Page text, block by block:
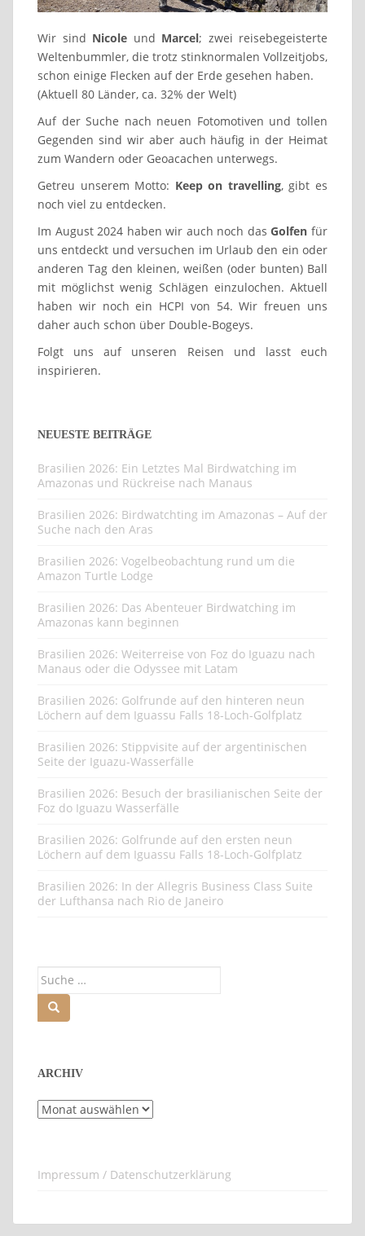
Wir sind Nicole und Marcel; zwei reisebegeisterte
Weltenbummler, die trotz stinknormalen Vollzeitjobs,
schon einige Flecken auf der Erde gesehen haben.
(Aktuell 80 Länder, ca. 32% der Welt)
Auf der Suche nach neuen Fotomotiven und tollen
Gegenden sind wir aber auch häufig in der Heimat
zum Wandern oder Geoacachen unterwegs.
Getreu unserem Motto: Keep on travelling, gibt es
noch viel zu entdecken.
Im August 2024 haben wir auch noch dasGolfen für
uns entdeckt und versuchen im Urlaub den ein oder
anderen Tag den kleinen, weißen (oder bunten) Ball
mit möglichst wenig Schlägen einzulochen. Aktuell
haben wir noch ein HCPI von 54. Wir freuen uns
daher auch schon über Double-Bogeys.
Folgt uns auf unseren Reisen und lasst euch
inspirieren.
NEUESTE BEITRÄGE
Brasilien 2026: Ein Letztes Mal Birdwatching im
Amazonas und Rückreise nach Manaus
Brasilien 2026: Birdwatchting im Amazonas – Auf der
Suche nach den Aras
Brasilien 2026: Vogelbeobachtung rund um die
Amazon Turtle Lodge
Brasilien 2026: Das Abenteuer Birdwatching im
Amazonas kann beginnen
Brasilien 2026: Weiterreise von Foz do Iguazu nach
Manaus oder die Odyssee mit Latam
Brasilien 2026: Golfrunde auf den hinteren neun
Löchern auf dem Iguassu Falls 18-Loch-Golfplatz
Brasilien 2026: Stippvisite auf der argentinischen
Seite der Iguazu-Wasserfälle
Brasilien 2026: Besuch der brasilianischen Seite der
Foz do Iguazu Wasserfälle
Brasilien 2026: Golfrunde auf den ersten neun
Löchern auf dem Iguassu Falls 18-Loch-Golfplatz
Brasilien 2026: In der Allegris Business Class Suite
der Lufthansa nach Rio de Janeiro
ARCHIV
Archiv
Impressum / Datenschutzerklärung